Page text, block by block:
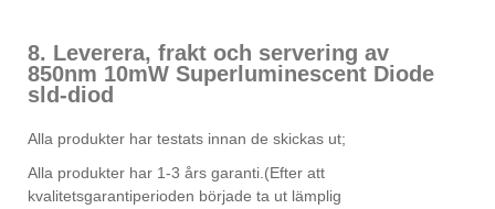
8. Leverera, frakt och servering av
850nm 10mW Superluminescent Diode
sld-diod
Alla produkter har testats innan de skickas ut;
Alla produkter har 1-3 års garanti.(Efter att
kvalitetsgarantiperioden började ta ut lämplig